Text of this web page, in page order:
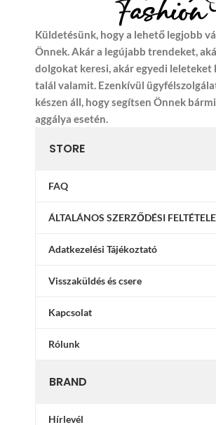
Küldetésünk, hogy a lehető legjobb
Önnek. Akár a legújabb trendeket,
dolgokat keresi, akár egyedi
talál valamit. Ezenkívül
készen áll, hogy segítsen Önnek
aggálya esetén.
STORE
FAQ
ÁLTALÁNOS SZERZŐDÉSI
Adatkezelési Tájékoztató
Visszaküldés és csere
Kapcsolat
Rólunk
BRAND
Hírlevél